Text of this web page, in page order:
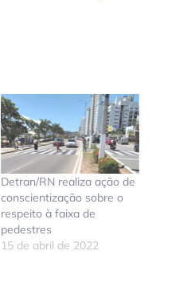
Detran/RN realiza ação de
conscientização sobre o
respeito à faixa de
pedestres
15 de abril de 2022